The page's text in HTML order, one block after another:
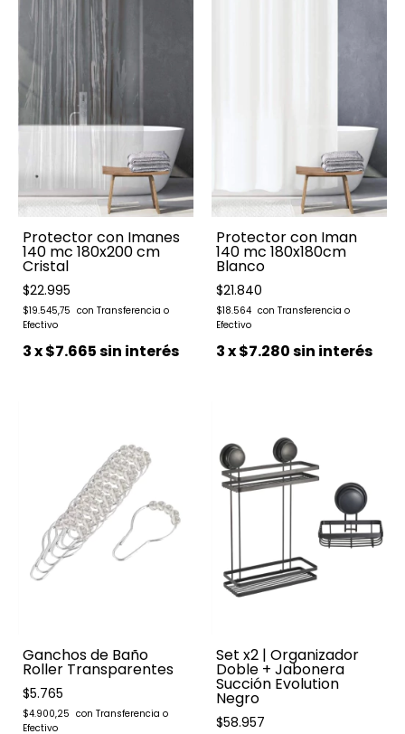
Protector con Imanes
140 mc 180x200 cm
Cristal
$22.995
$19.545,75
3x$7.665sin interés
Protector con Iman
140 mc 180x180cm
Blanco
$21.840
$18.564
3x$7.280sin interés
Ganchos de Baño
Roller Transparentes
$5.765
$4.900,25
Set x2 | Organizador
Doble + Jabonera
Succión Evolution
Negro
$58.957